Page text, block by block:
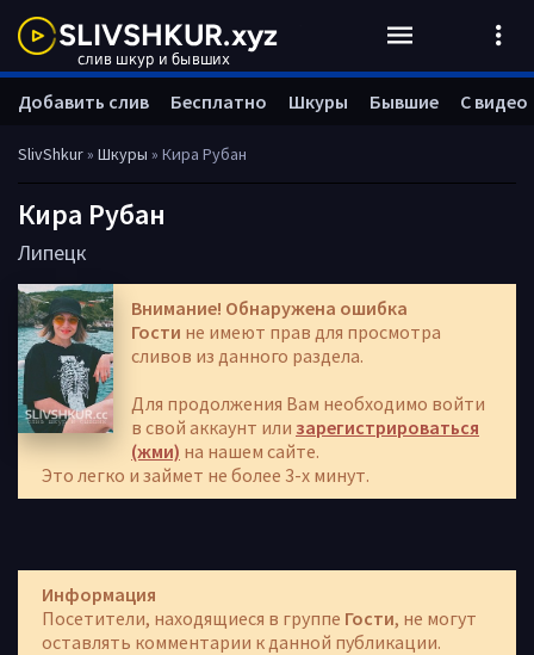
SlivShkur» Шкуры » Кира Рубан
Кира Рубан
Липецк
Внимание! Обнаружена ошибка
Гости не имеют прав для просмотра
сливов из данного раздела.
Для продолжения Вам необходимо войти
в свой аккаунт или зарегистрироваться
(жми) на нашем сайте.
Это легко и займет не более 3-х минут.
Информация
Посетители, находящиеся в группе Гости, не могут
оставлять комментарии к данной публикации.
Добавить слив Бесплатно Шкуры Бывшие С видео